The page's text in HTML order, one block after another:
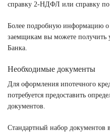
справку 2-НДФЛ или справку
Более подробную информацию о
заемщикам вы можете получить
Банка.
Необходимые документы
Для оформления ипотечного
потребуется предоставить
документов.
Стандартный набор документов